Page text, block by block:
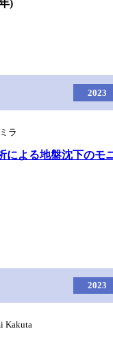
)
2023
ラ
による地盤沈下のモ
2023
Kakuta